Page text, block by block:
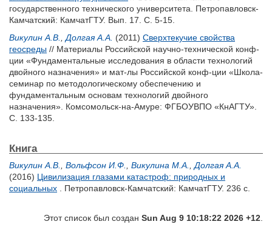
государственного технического университета. Петропавловск-
Камчатский: КамчатГТУ. Вып. 17. С. 5-15.
Викулин А.В.
Долгая А.А. (2011) Сверхтекучие свойства
геосреды // Материалы Российской научно-технической конф-
ции «Фундаментальные исследования в области технологий
двойного назначения» и мат-лы Российской конф-ции «Школа-
семинар по методологическому обеспечению и
фундаментальным основам технологий двойного
назначения». Комсомольск-на-Амуре: ФГБОУВПО «КнАГТУ».
С. 133-135.
Книга
Викулин А.В. Вольфсон И.Ф. Викулина М.А.
Долгая А.А.
(2016) Цивилизация глазами катастроф: природных и
социальных . Петропавловск-Камчатский: КамчатГТУ. 236 с.
Этот список был создан Sun Aug 9 10:18:22 2026 +12